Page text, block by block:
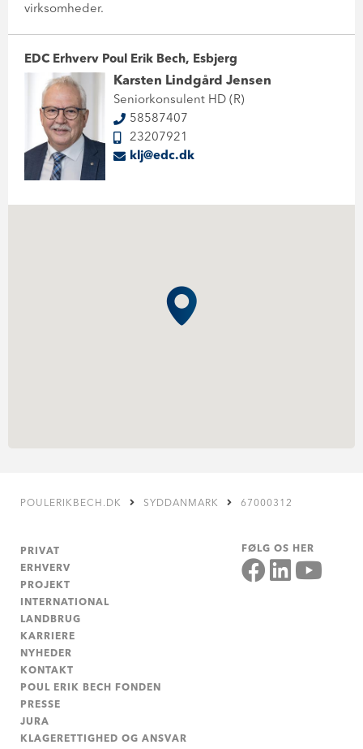
virksomheder.
EDC Erhverv Poul Erik Bech, Esbjerg
Karsten Lindgård Jensen
Seniorkonsulent HD (R)
58587407
23207921
klj@edc.dk
POULERIKBECH.DK SYDDANMARK 67000312
PRIVAT
ERHVERV
PROJEKT
INTERNATIONAL
LANDBRUG
KARRIERE
NYHEDER
KONTAKT
POUL ERIK BECH FONDEN
PRESSE
JURA
KLAGERETTIGHED OG ANSVAR
FØLG OS HER